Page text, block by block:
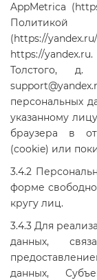
AppMetrica
Политикой
(https://
https://
Толстого, д.
персональных
указанному
браузера в
(cookie) или
3.4.2
форме
кругу лиц.
3.4.3 Для
данных,
данных,